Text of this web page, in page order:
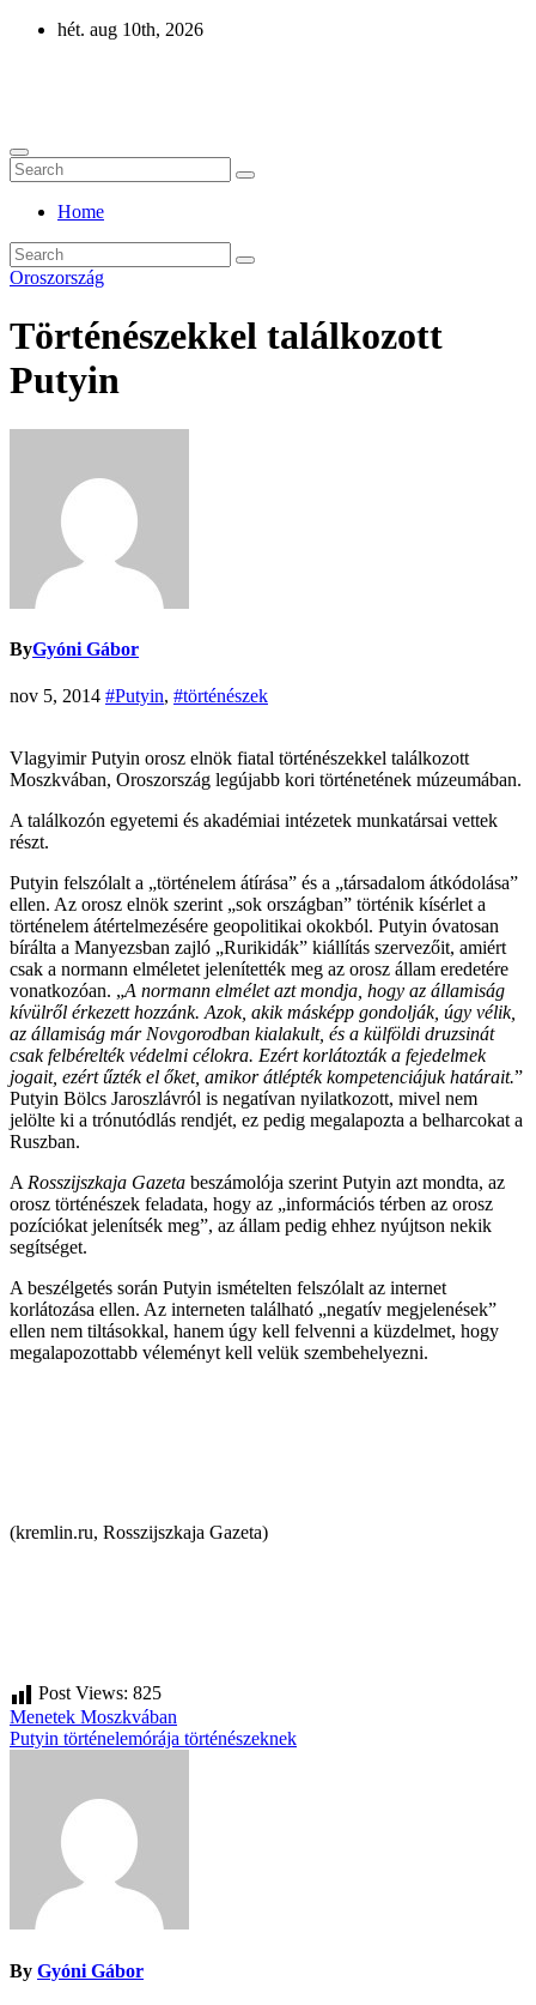
Skip
hét. aug 10th, 2026
Home
Oroszország
Történészekkel találkozott
Putyin
ByGyóni Gábor
nov 5, 2014 #Putyin, #történészek
Vlagyimir Putyin orosz elnök fiatal történészekkel találkozott
Moszkvában, Oroszország legújabb kori történetének múzeumában.
A találkozón egyetemi és akadémiai intézetek munkatársai vettek
részt.
Putyin felszólalt a „történelem átírása” és a „társadalom átkódolása”
ellen. Az orosz elnök szerint „sok országban” történik kísérlet a
történelem átértelmezésére geopolitikai okokból. Putyin óvatosan
bírálta a Manyezsban zajló „Rurikidák” kiállítás szervezőit, amiért
csak a normann elméletet jelenítették meg az orosz állam eredetére
vonatkozóan. „A normann elmélet azt mondja, hogy az államiság
kívülről érkezett hozzánk. Azok, akik másképp gondolják, úgy vélik,
az államiság már Novgorodban kialakult, és a külföldi druzsinát
csak felbérelték védelmi célokra. Ezért korlátozták a fejedelmek
jogait, ezért űzték el őket, amikor átlépték kompetenciájuk határait.”
Putyin Bölcs Jaroszlávról is negatívan nyilatkozott, mivel nem
jelölte ki a trónutódlás rendjét, ez pedig megalapozta a belharcokat a
Ruszban.
ARosszijszkaja Gazeta beszámolója szerint Putyin azt mondta, az
orosz történészek feladata, hogy az „információs térben az orosz
pozíciókat jelenítsék meg”, az állam pedig ehhez nyújtson nekik
segítséget.
A beszélgetés során Putyin ismételten felszólalt az internet
korlátozása ellen. Az interneten található „negatív megjelenések”
ellen nem tiltásokkal, hanem úgy kell felvenni a küzdelmet, hogy
megalapozottabb véleményt kell velük szembehelyezni.
(kremlin.ru, Rosszijszkaja Gazeta)
Post Views: 825
Bejegyzés
navigáció
Menetek Moszkvában
Putyin történelemórája történészeknek
By Gyóni Gábor